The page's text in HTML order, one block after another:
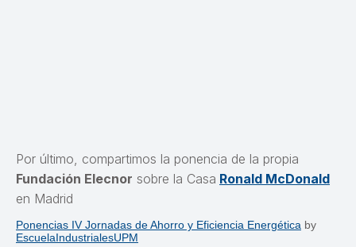
Por último, compartimos la ponencia de la propia
Fundación Elecnor sobre la Casa Ronald McDonald
en Madrid
Ponencias IV Jornadas de Ahorro y Eficiencia Energética by
EscuelaIndustrialesUPM